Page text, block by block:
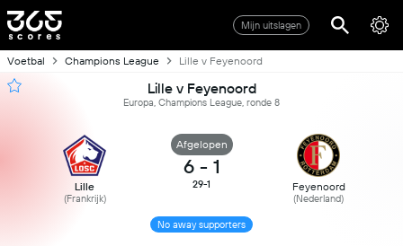
Mijn uitslagen
Voetbal Champions League Lille v Feyenoord
Lille v Feyenoord
Europa, Champions League, ronde 8
Lille
(Frankrijk)
Afgelopen
6 - 1
29-1 Feyenoord
(Nederland)
No away supporters